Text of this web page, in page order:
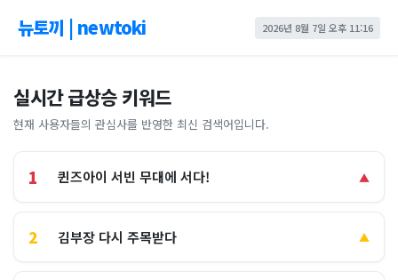
뉴토끼 | newtoki 2026년 8월 7일 오후 11:16
실시간 급상승 키워드
현재 사용자들의 관심사를 반영한 최신 검색어입니다.
1 퀸즈아이 서빈 무대에 서다! ▲
2 김부장 다시 주목받다 ▲